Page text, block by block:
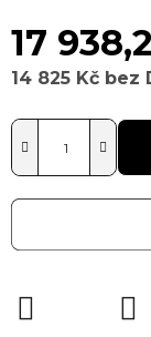
17
14 825 Kč bez